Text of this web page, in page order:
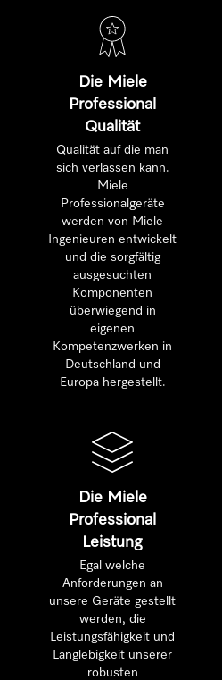
Die Miele
Professional
Qualität
Qualität auf die man
sich verlassen kann.
Miele
Professionalgeräte
werden von Miele
Ingenieuren entwickelt
und die sorgfältig
ausgesuchten
Komponenten
überwiegend in
eigenen
Kompetenzwerken in
Deutschland und
Europa hergestellt.
Die Miele
Professional
Leistung
Egal welche
Anforderungen an
unsere Geräte gestellt
werden, die
Leistungsfähigkeit und
Langlebigkeit unserer
robusten